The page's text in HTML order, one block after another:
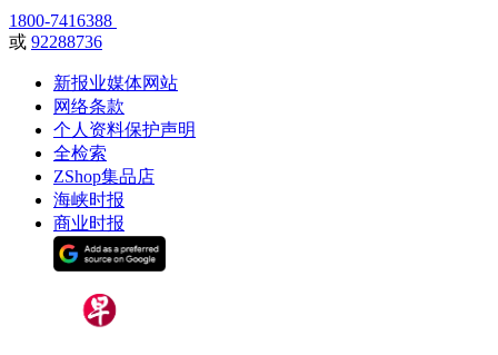
1800-7416388
或 92288736
新报业媒体网站
网络条款
个人资料保护声明
全检索
ZShop集品店
海峡时报
商业时报